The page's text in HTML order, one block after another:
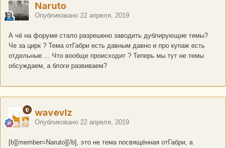
Naruto
Опубликовано 22 апреля, 2019
А чё на форуме стало разрешено заводить дублирующие темы?
Че за цирк ? Тема отГабри есть давным давно и про купаж есть
отдельные ... Что вообще происходит ? Теперь мы тут не темы
обсуждаем, а блоги развиваем?
wavevlz
Опубликовано 22 апреля, 2019
[b][member=Naruto][/b], это не тема посвящённая отГабри, а